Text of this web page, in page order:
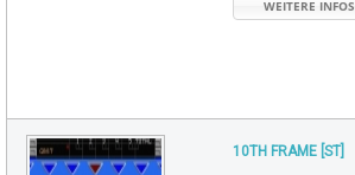
WEITERE INFOS
10TH FRAME [ST]